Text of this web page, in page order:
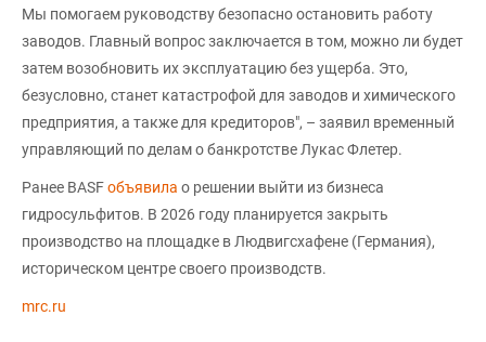
Мы помогаем руководству безопасно остановить работу
заводов. Главный вопрос заключается в том, можно ли будет
затем возобновить их эксплуатацию без ущерба. Это,
безусловно, станет катастрофой для заводов и химического
предприятия, а также для кредиторов", – заявил временный
управляющий по делам о банкротстве Лукас Флетер.
Ранее BASFобъявила о решении выйти из бизнеса
гидросульфитов. В 2026 году планируется закрыть
производство на площадке в Людвигсхафене (Германия),
историческом центре своего производств.
mrc.ru